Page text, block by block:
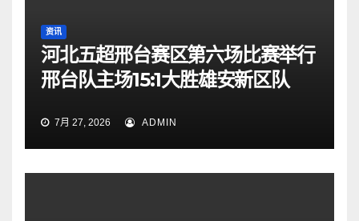
资讯
河北五超邢台赛区第六场比赛举行
邢台队主场15:1大胜雄安新区队
7月 27, 2026 ADMIN